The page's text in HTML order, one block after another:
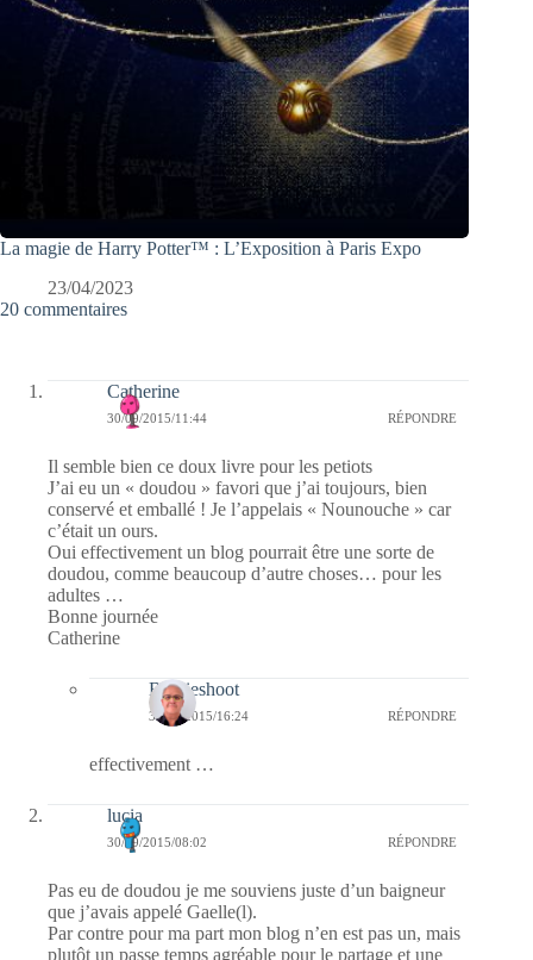
La magie de Harry Potter™ : L’Exposition à Paris Expo
23/04/2023
20 commentaires
Catherine
30/09/2015/11:44 RÉPONDRE
Il semble bien ce doux livre pour les petiots
J’ai eu un « doudou » favori que j’ai toujours, bien
conservé et emballé ! Je l’appelais « Nounouche » car
c’était un ours.
Oui effectivement un blog pourrait être une sorte de
doudou, comme beaucoup d’autre choses… pour les
adultes …
Bonne journée
Catherine
Bernieshoot
30/09/2015/16:24 RÉPONDRE
effectivement …
lucia
30/09/2015/08:02 RÉPONDRE
Pas eu de doudou je me souviens juste d’un baigneur
que j’avais appelé Gaelle(l).
Par contre pour ma part mon blog n’en est pas un, mais
plutôt un passe temps agréable pour le partage et une